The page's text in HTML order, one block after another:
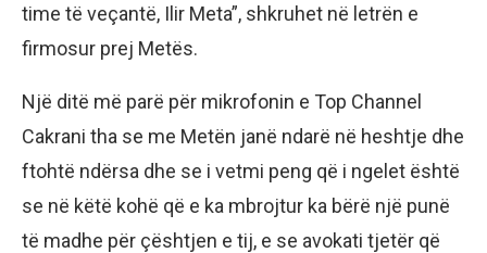
time të veçantë, Ilir Meta”, shkruhet në letrën e
firmosur prej Metës.
Një ditë më parë për mikrofonin e Top Channel
Cakrani tha se me Metën janë ndarë në heshtje dhe
ftohtë ndërsa dhe se i vetmi peng që i ngelet është
se në këtë kohë që e ka mbrojtur ka bërë një punë
të madhe për çështjen e tij, e se avokati tjetër që